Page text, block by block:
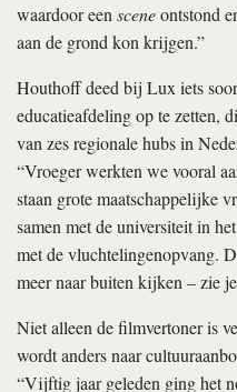
waardoor eensceneontstond
aan de grond kon krijgen.”
Houthoff deed bij Lux iets
educatieafdeling op te zetten,
van zes regionale hubs in
“Vroeger werkten we vooral
staan grote maatschappelijke
samen met de universiteit in
met de vluchtelingenopvang.
meer naar buiten kijken – zie
Niet alleen de filmvertoner is
wordt anders naar
“Vijftig jaar geleden ging het